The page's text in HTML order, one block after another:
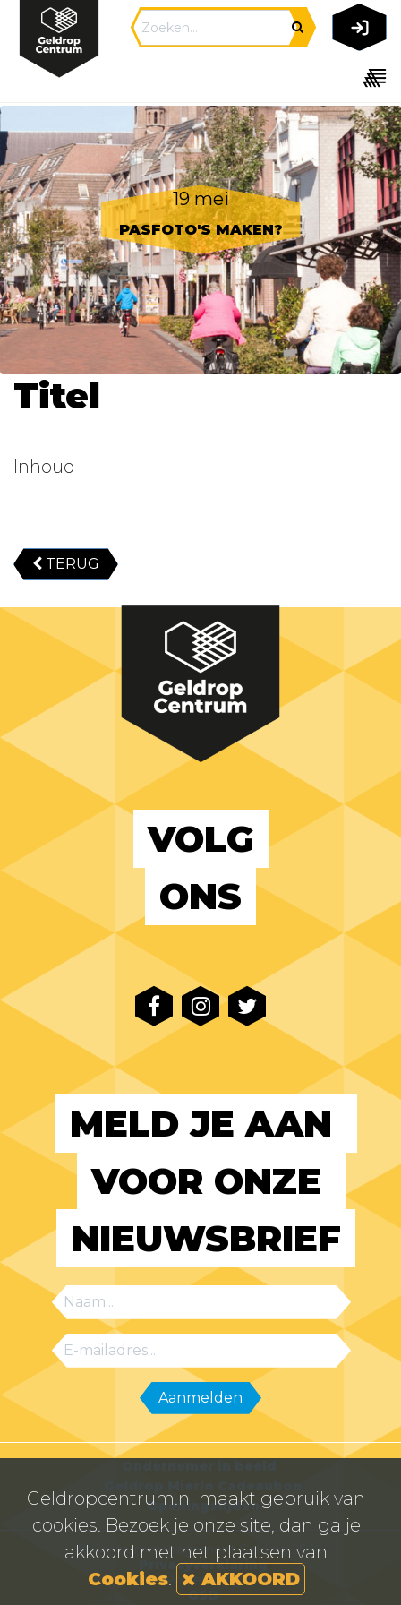
19 mei
PASFOTO'S MAKEN?
Titel
Inhoud
TERUG
VOLG
ONS
MELD JE AAN
VOOR ONZE
NIEUWSBRIEF
Openingstijden
© Centrummanagement Geldrop 2026
Privacyverklaring
Powered by
GSD
Geldropcentrum.nl maakt gebruik van
cookies. Bezoek je onze site, dan ga je
akkoord met het plaatsen van
Cookies. AKKOORD